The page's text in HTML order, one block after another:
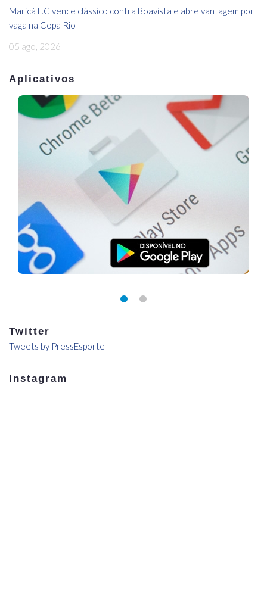
Maricá F.C vence clássico contra Boavista e abre vantagem por
vaga na Copa Rio
05 ago, 2026
Aplicativos
Twitter
Tweets by PressEsporte
Instagram